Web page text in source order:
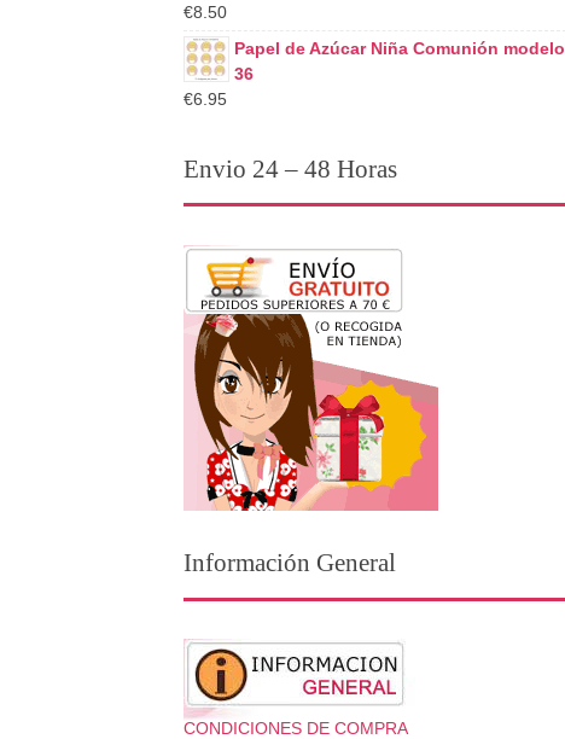
€8.50
Papel de Azúcar Niña Comunión modelo
36
€6.95
Envio 24 – 48 Horas
Información General
CONDICIONES DE COMPRA